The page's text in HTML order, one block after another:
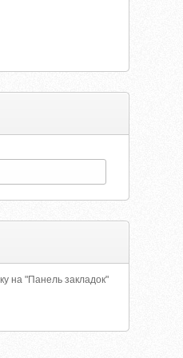
на "Панель закладок"